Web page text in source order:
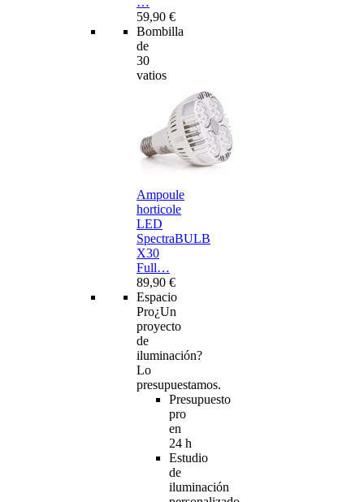
59,90 €
Bombilla
de
30
vatios
Ampoule
horticole
LED
SpectraBULB
X30
Full…
89,90 €
Espacio
Pro¿Un
proyecto
de
iluminación?
Lo
presupuestamos.
Presupuesto
pro
en
24 h
Estudio
de
iluminación